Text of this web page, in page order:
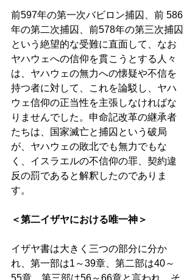
前597年の第一次バビロン捕囚、前 586
年の第二次捕囚、前578年の第三次捕囚
という絶望的な受難に直面して、なお
ヤハウェへの信仰を貫こうとする人々
は、ヤハウェの無力への懐疑や不信を
持つ者に対して、これを論駁し、ヤハ
ウェ信仰の正当性を主張しなければな
りませんでした。申命記改革の継承者
たちは、国家滅亡と捕囚という破局
が、ヤハウェの敗北でも無力でもな
く、イスラエルの不信仰の罪、契約違
反の罰であると解釈したのでありま
す。
＜第二イザヤにおける唯一神＞
イザヤ書は大きく三つの部分に分か
れ、第一部は1～39章、第二部は40～
55章、第三部は56～66章と言われ、そ